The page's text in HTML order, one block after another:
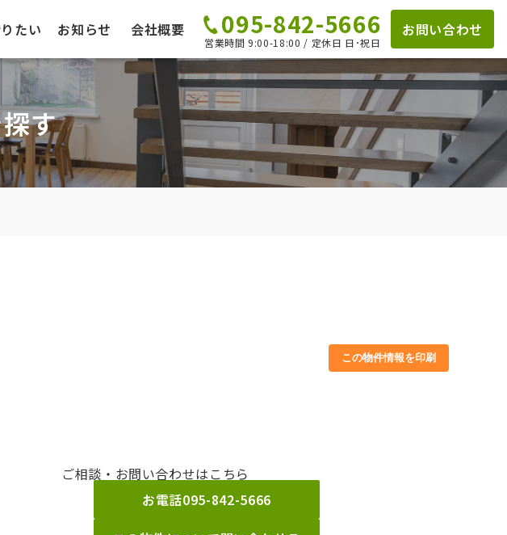
たい お知らせ 会社概要 095-842-5666
営業時間 9:00-18:00 / 定休日 日･祝日
お問い合わせ
す
この物件情報を印刷
ご相談・お問い合わせはこちら
お電話095-842-5666